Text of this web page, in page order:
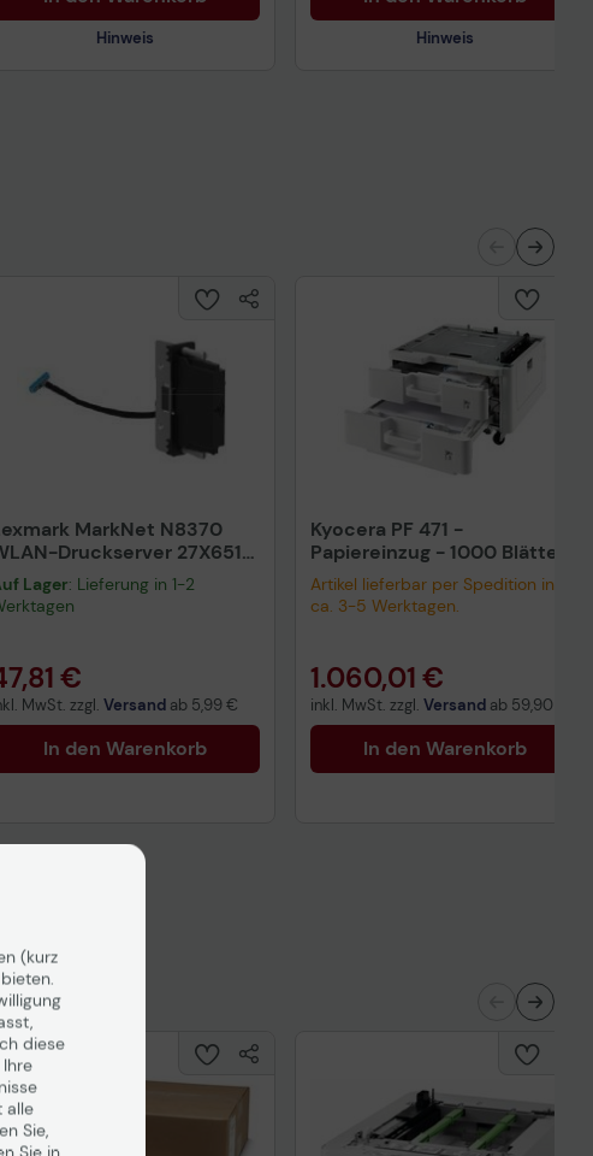
Hinweis Hinweis
MarkNet N8370
Druckserver 27X6510
Lexmark Drucker
Lager: Lieferung in 1-2
€
MwSt. zzgl. Versand ab 5,99 €
In den Warenkorb
Kyocera PF 471 -
Papiereinzug - 1000 Blätter
in 2 Schubladen (Trays)
Artikel lieferbar per Spedition in
ca. 3-5 Werktagen.
1.060,01 €
inkl. MwSt. zzgl. Versand ab 59,90 €
In den Warenkorb
(kurz
diese
alle
Sie,